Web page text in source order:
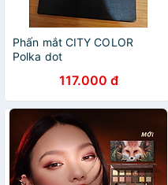
Phấn mắt CITY COLOR
Polka dot
117.000 đ